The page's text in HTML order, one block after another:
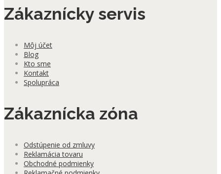
Zákaznícky servis
Môj účet
Blog
Kto sme
Kontakt
Spolupráca
Zákaznícka zóna
Odstúpenie od zmluvy
Reklamácia tovaru
Obchodné podmienky